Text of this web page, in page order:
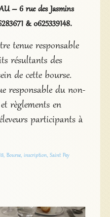
– 6 rue des Jasmins
& 0625339148.
tenue responsable
résultants des
de cette bourse.
responsable du non-
règlements en
participants à
, Bourse, inscription, Saint Pey